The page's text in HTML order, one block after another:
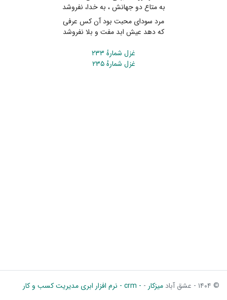
به متاع دو جهانش ، به خدا، نفروشد
مرد سودای محبت بود آن کس عرفی
که دهد عیش ابد مفت و بلا نفروشد
غزل شمارهٔ ۲۳۳
غزل شمارهٔ ۲۳۵
© ۱۴۰۴ - عشق آباد میزکار - - crm - نرم افزار ابری مدیریت کسب و کار